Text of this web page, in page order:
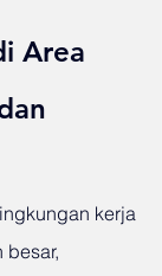
Area
kerja
besar,